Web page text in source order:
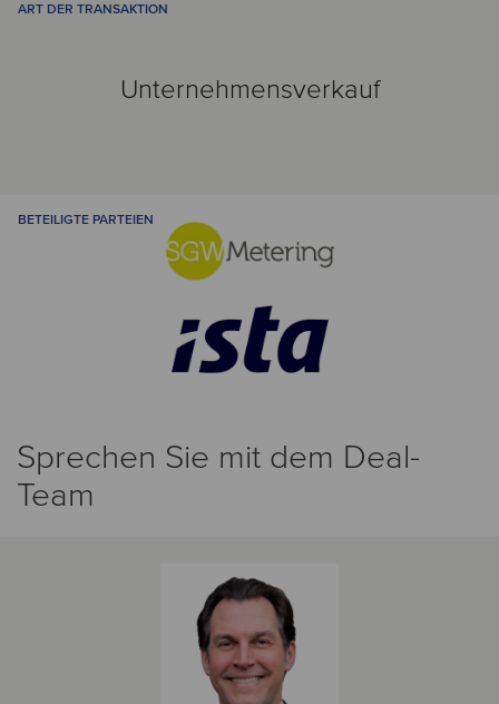
ART DER TRANSAKTION
Unternehmensverkauf
BETEILIGTE PARTEIEN
Sprechen Sie mit dem Deal-
Team